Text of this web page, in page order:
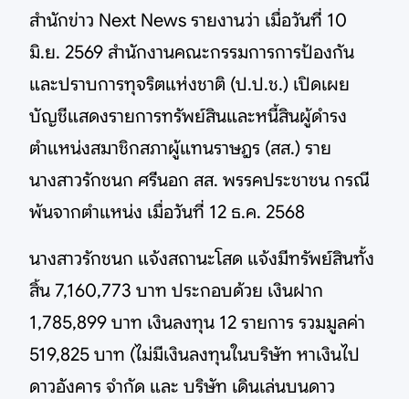
สำนักข่าว Next News รายงานว่า เมื่อวันที่ 10
มิ.ย. 2569 สำนักงานคณะกรรมการการป้องกัน
และปราบการทุจริตแห่งชาติ (ป.ป.ช.) เปิดเผย
บัญชีแสดงรายการทรัพย์สินและหนี้สินผู้ดำรง
ตำแหน่งสมาชิกสภาผู้แทนราษฎร (สส.) ราย
นางสาวรักชนก ศรีนอก สส. พรรคประชาชน กรณี
พ้นจากตำแหน่ง เมื่อวันที่ 12 ธ.ค. 2568
นางสาวรักชนก แจ้งสถานะโสด แจ้งมีทรัพย์สินทั้ง
สิ้น 7,160,773 บาท ประกอบด้วย เงินฝาก
1,785,899 บาท เงินลงทุน 12 รายการ รวมมูลค่า
519,825 บาท (ไม่มีเงินลงทุนในบริษัท หาเงินไป
ดาวอังคาร จำกัด และ บริษัท เดินเล่นบนดาว